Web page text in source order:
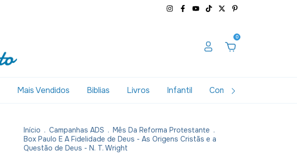
0
Mais Vendidos Biblias Livros Infantil Combos
Início . Campanhas ADS . Mês Da Reforma Protestante .
Box Paulo E A Fidelidade de Deus - As Origens Cristãs e a
Questão de Deus - N. T. Wright